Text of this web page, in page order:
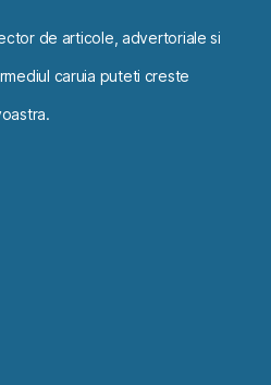
de articole, advertoriale si
caruia puteti creste